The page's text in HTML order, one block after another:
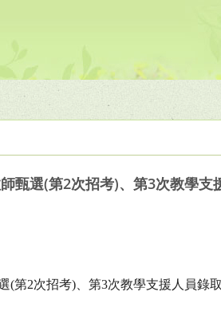
甄選(第2次招考)、第3次教學
(第2次招考) 、第3次教學支援人員錄